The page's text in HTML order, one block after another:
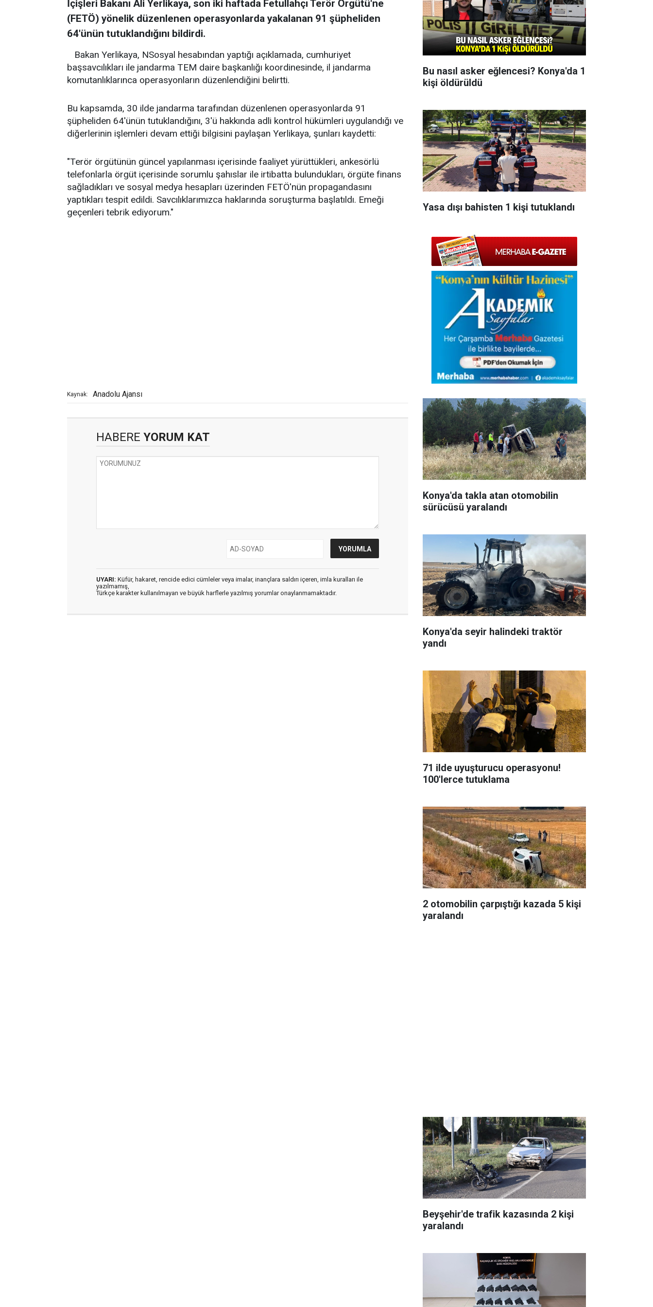
İçişleri Bakanı Ali Yerlikaya, son iki haftada Fetullahçı Terör Örgütü'ne
(FETÖ) yönelik düzenlenen operasyonlarda yakalanan 91 şüpheliden
64'ünün tutuklandığını bildirdi.
Bakan Yerlikaya, NSosyal hesabından yaptığı açıklamada, cumhuriyet
başsavcılıkları ile jandarma TEM daire başkanlığı koordinesinde, il jandarma
komutanlıklarınca operasyonların düzenlendiğini belirtti.
Bu kapsamda, 30 ilde jandarma tarafından düzenlenen operasyonlarda 91
şüpheliden 64'ünün tutuklandığını, 3'ü hakkında adli kontrol hükümleri uygulandığı ve
diğerlerinin işlemleri devam ettiği bilgisini paylaşan Yerlikaya, şunları kaydetti:
"Terör örgütünün güncel yapılanması içerisinde faaliyet yürüttükleri, ankesörlü
telefonlarla örgüt içerisinde sorumlu şahıslar ile irtibatta bulundukları, örgüte finans
sağladıkları ve sosyal medya hesapları üzerinden FETÖ'nün propagandasını
yaptıkları tespit edildi. Savcılıklarımızca haklarında soruşturma başlatıldı. Emeği
geçenleri tebrik ediyorum."
Kaynak: Anadolu Ajansı
HABERE YORUM KAT
UYARI: Küfür, hakaret, rencide edici cümleler veya imalar, inançlara saldırı içeren, imla kuralları ile
yazılmamış,
Türkçe karakter kullanılmayan ve büyük harflerle yazılmış yorumlar onaylanmamaktadır.
Bu nasıl asker eğlencesi? Konya'da 1
kişi öldürüldü
Yasa dışı bahisten 1 kişi tutuklandı
Konya'da takla atan otomobilin
sürücüsü yaralandı
Konya'da seyir halindeki traktör
yandı
71 ilde uyuşturucu operasyonu!
100'lerce tutuklama
2 otomobilin çarpıştığı kazada 5 kişi
yaralandı
Beyşehir'de trafik kazasında 2 kişi
yaralandı